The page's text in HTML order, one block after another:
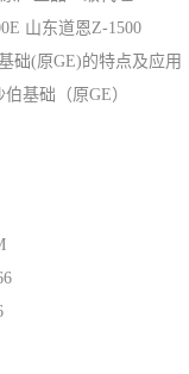
山东道恩Z-1500
础(原GE)的特点及应用
基础（原GE）